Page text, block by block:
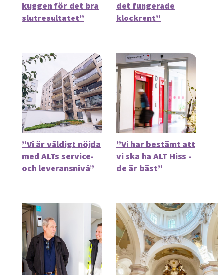
kuggen för det bra
slutresultatet”
det fungerade
klockrent”
”Vi är väldigt nöjda
med ALTs service-
och leveransnivå”
”Vi har bestämt att
vi ska ha ALT Hiss -
de är bäst”